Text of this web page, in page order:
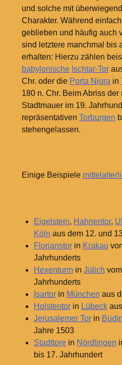
und solche mit
Charakter. Während
geblieben und häufig auch
sind letztere manchmal bis
erhalten: Hierzu zählen
babylonische Ischtar-Tor
Chr. oder die Porta Nigra in
180 n. Chr. Beim Abriss
Stadtmauer im 19.
repräsentativen Torburgen
stehengelassen.
Einige Beispiele
Eigelstein, Hahnentor,
Köln aus dem 12. und
Florianstorin Krakau
Jahrhunderts
Hexenturmin Jülich
Jahrhunderts
Isartorin München aus
Holstentorin Lübeck
Jerusalemer Torin
Jahre 1503
Stadttorein Nördlingen
bis 17. Jahrhundert